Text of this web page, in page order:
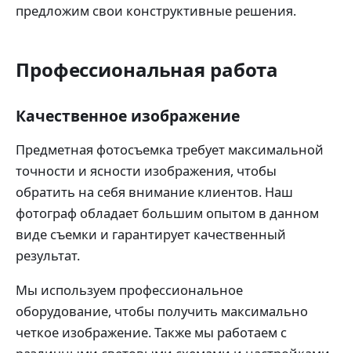
предложим свои конструктивные решения.
Профессиональная работа
Качественное изображение
Предметная фотосъемка требует максимальной
точности и ясности изображения, чтобы
обратить на себя внимание клиентов. Наш
фотограф обладает большим опытом в данном
виде съемки и гарантирует качественный
результат.
Мы используем профессиональное
оборудование, чтобы получить максимально
четкое изображение. Также мы работаем с